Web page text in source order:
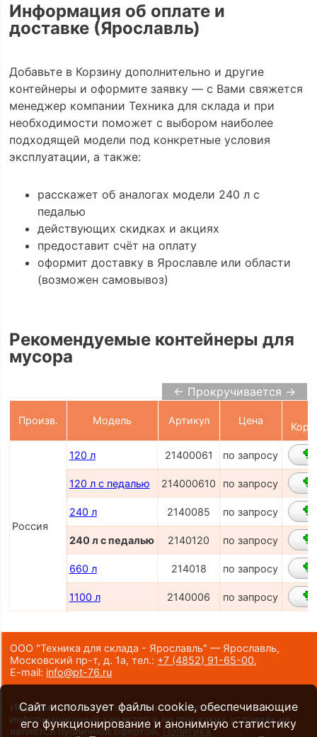
Информация об оплате и
доставке (Ярославль)
Добавьте в Корзину дополнительно и другие
контейнеры и оформите заявку — с Вами свяжется
менеджер компании Техника для склада и при
необходимости поможет с выбором наиболее
подходящей модели под конкретные условия
эксплуатации, а также:
расскажет об аналогах модели 240 л с
педалью
действующих скидках и акциях
предоставит счёт на оплату
оформит доставку в Ярославле или области
(возможен самовывоз)
Рекомендуемые контейнеры для
мусора
← Прокручивается →
Произв. Модель Артикул Цена
Россия
120 л 21400061 по запросу
120 л с педалью 214000610 по запросу
240 л 2140085 по запросу
240 л с педалью 2140120 по запросу
660 л 214018 по запросу
1100 л 2140006 по запросу
ООО "Техника для склада - Ярославль" — Ярославль,
Московский пр-т, д. 1а,тел.: +7 (4852) 91-65-00,
E-mail: info@pt-76.ru
Информация на сайте носит исключительно
информационный характер и ни при каких условиях не
является публичной офертой. Политика
Сайт использует файлы cookie, обеспечивающие
его функционирование и анонимную статистику